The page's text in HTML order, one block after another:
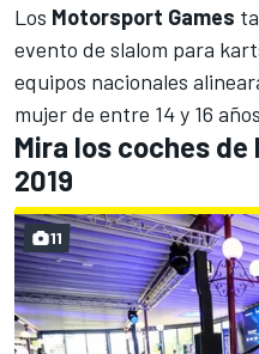
Los Motorsport Games
evento de slalom para
equipos nacionales
mujer de entre 14 y 16
Mira los coches
2019
11